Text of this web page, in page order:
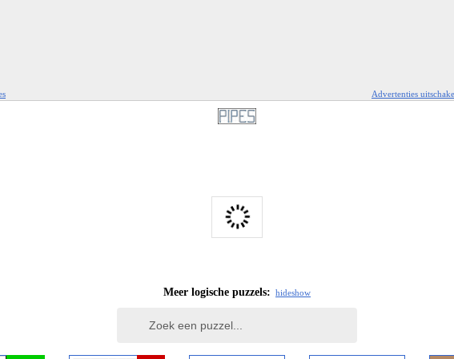
Advertenties
Meer logische puzzels: hideshow